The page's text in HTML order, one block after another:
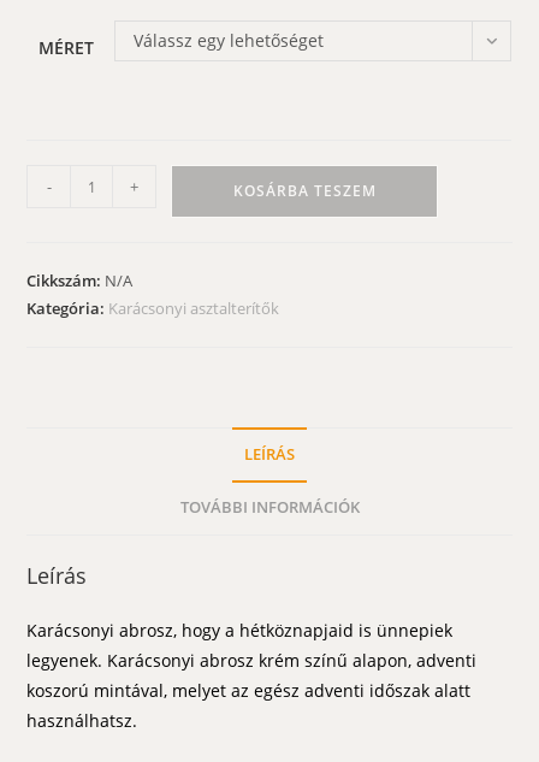
MÉRET Válassz egy lehetőséget
Karácsonyi
adventi
koszorús
- + KOSÁRBA TESZEM
Cikkszám: N/A
Kategória: Karácsonyi asztalterítők
LEÍRÁS
TOVÁBBI INFORMÁCIÓK
Leírás
Karácsonyi abrosz, hogy a hétköznapjaid is ünnepiek
legyenek. Karácsonyi abrosz krém színű alapon, adventi
koszorú mintával, melyet az egész adventi időszak alatt
használhatsz.